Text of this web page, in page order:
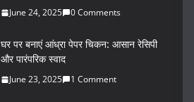
June 24, 2025 0 Comments
घर पर बनाएं आंध्रा पेपर चिकन: आसान रेसिपी
और पारंपरिक स्वाद
June 23, 2025 1 Comment